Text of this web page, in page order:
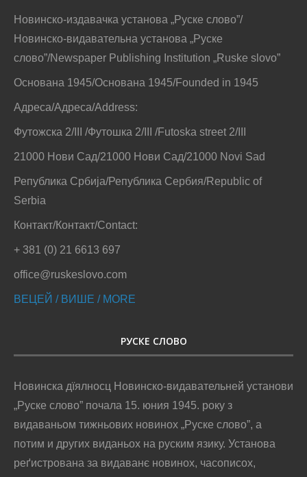
Новинско-издавачка установа „Руске слово”/
Новинско-видавательна установа „Руске
слово”/Newspaper Publishing Institution „Ruske slovo”
Основана 1945/Основана 1945/Founded in 1945
Адреса/Адреса/Address:
Футожска 2/III /Футошка 2/III /Futoska street 2/III
21000 Нови Сад/21000 Нови Сад/21000 Novi Sad
Република Србија/Република Сербия/Republic of
Serbia
Контакт/Контакт/Contact:
+ 381 (0) 21 6613 697
office@ruskeslovo.com
ВЕЦЕЙ / ВИШЕ / MORE
РУСКЕ СЛОВО
Новинска дїялносц Новинско-видавательней установи
„Руске слово” почала 15. юния 1945. року з
видаваньом тижньових новинох „Руске слово”, а
потим и других виданьох на руским язику. Установа
реґистрована за видаванє новинох, часописох,